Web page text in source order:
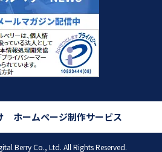
ホームページ制作サービス
Berry Co., Ltd. All Rights Reserved.